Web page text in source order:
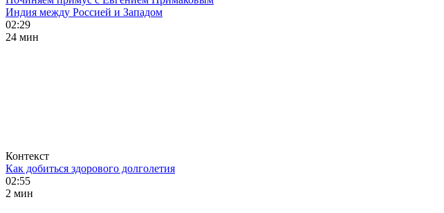
Индия между Россией и Западом
02:29
24 мин
Контекст
Как добиться здорового долголетия
02:55
2 мин